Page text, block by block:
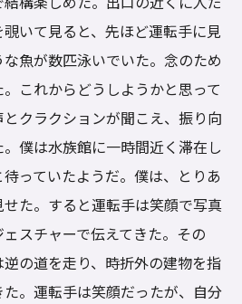
いて見ると、先ほど運転手に見
魚が数匹泳いでいた。念のため
これからどうしようかと思って
クラクションが聞こえ、振り向
僕は水族館に一時間近く滞在し
っていたようだ。僕は、とりあ
た。すると運転手は笑顔で写真
スチャーで伝えてきた。その
の道を走り、時折外の建物を指
。運転手は笑顔だったが、自分